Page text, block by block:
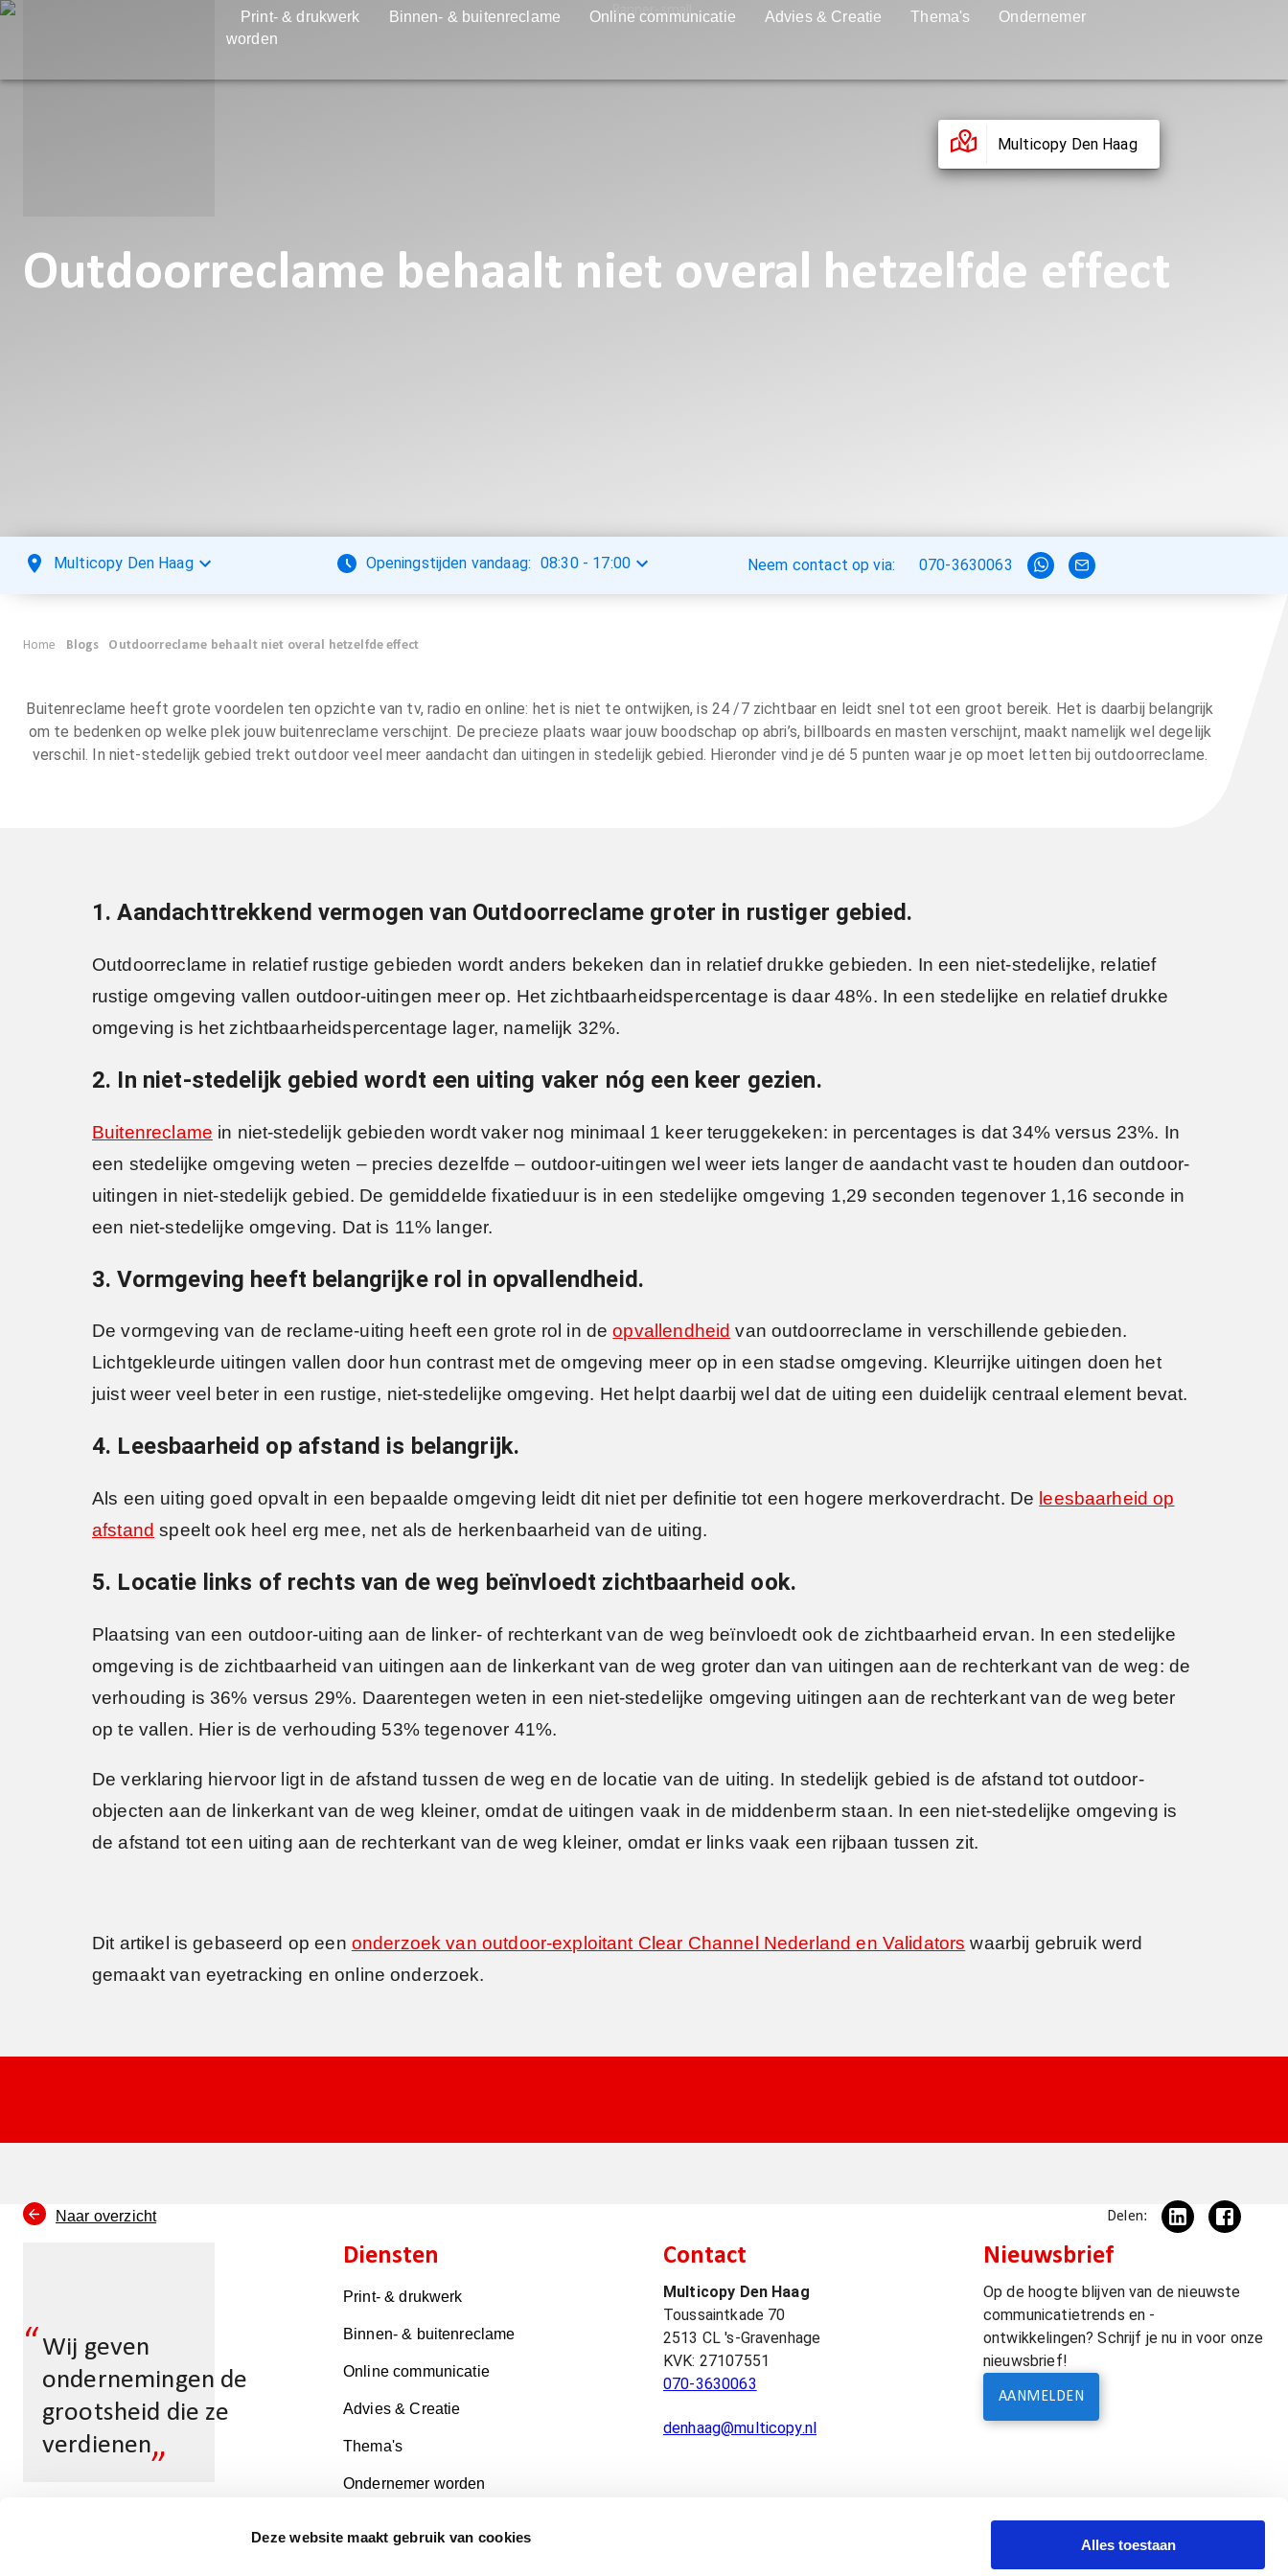
Deze website maakt gebruik van cookies Alles toestaan
Print- & drukwerk Binnen- & buitenreclame Online communicatie Advies & Creatie Thema's
Ondernemer
worden
Multicopy Den Haag
Outdoorreclame behaalt niet overal hetzelfde effect
Multicopy Den Haag Openingstijden vandaag: 08:30- 17:00 Neem contact op via: 070-3630063
Home Blogs Outdoorreclame behaalt niet overal hetzelfde effect
Buitenreclame heeft grote voordelen ten opzichte van tv, radio en online: het is niet te ontwijken, is 24 /7 zichtbaar en leidt snel tot een groot bereik. Het is daarbij belangrijk
om te bedenken op welke plek jouw buitenreclame verschijnt. De precieze plaats waar jouw boodschap op abri’s, billboards en masten verschijnt, maakt namelijk wel degelijk
verschil. In niet-stedelijk gebied trekt outdoor veel meer aandacht dan uitingen in stedelijk gebied. Hieronder vind je dé 5 punten waar je op moet letten bij outdoorreclame.
1. Aandachttrekkend vermogen van Outdoorreclame groter in rustiger gebied.
Outdoorreclame in relatief rustige gebieden wordt anders bekeken dan in relatief drukke gebieden. In een niet-stedelijke, relatief
rustige omgeving vallen outdoor-uitingen meer op. Het zichtbaarheidspercentage is daar 48%. In een stedelijke en relatief drukke
omgeving is het zichtbaarheidspercentage lager, namelijk 32%.
2. In niet-stedelijk gebied wordt een uiting vaker nóg een keer gezien.
Buitenreclame in niet-stedelijk gebieden wordt vaker nog minimaal 1 keer teruggekeken: in percentages is dat 34% versus 23%. In
een stedelijke omgeving weten – precies dezelfde – outdoor-uitingen wel weer iets langer de aandacht vast te houden dan outdoor-
uitingen in niet-stedelijk gebied. De gemiddelde fixatieduur is in een stedelijke omgeving 1,29 seconden tegenover 1,16 seconde in
een niet-stedelijke omgeving. Dat is 11% langer.
3. Vormgeving heeft belangrijke rol in opvallendheid.
De vormgeving van de reclame-uiting heeft een grote rol in deopvallendheid van outdoorreclame in verschillende gebieden.
Lichtgekleurde uitingen vallen door hun contrast met de omgeving meer op in een stadse omgeving. Kleurrijke uitingen doen het
juist weer veel beter in een rustige, niet-stedelijke omgeving. Het helpt daarbij wel dat de uiting een duidelijk centraal element bevat.
4. Leesbaarheid op afstand is belangrijk.
Als een uiting goed opvalt in een bepaalde omgeving leidt dit niet per definitie tot een hogere merkoverdracht. De leesbaarheid op
afstand speelt ook heel erg mee, net als de herkenbaarheid van de uiting.
5. Locatie links of rechts van de weg beïnvloedt zichtbaarheid ook.
Plaatsing van een outdoor-uiting aan de linker- of rechterkant van de weg beïnvloedt ook de zichtbaarheid ervan. In een stedelijke
omgeving is de zichtbaarheid van uitingen aan de linkerkant van de weg groter dan van uitingen aan de rechterkant van de weg: de
verhouding is 36% versus 29%. Daarentegen weten in een niet-stedelijke omgeving uitingen aan de rechterkant van de weg beter
op te vallen. Hier is de verhouding 53% tegenover 41%.
De verklaring hiervoor ligt in de afstand tussen de weg en de locatie van de uiting. In stedelijk gebied is de afstand tot outdoor-
objecten aan de linkerkant van de weg kleiner, omdat de uitingen vaak in de middenberm staan. In een niet-stedelijke omgeving is
de afstand tot een uiting aan de rechterkant van de weg kleiner, omdat er links vaak een rijbaan tussen zit.
Dit artikel is gebaseerd op een onderzoek van outdoor-exploitant Clear Channel Nederland en Validators waarbij gebruik werd
gemaakt van eyetracking en online onderzoek.
Naar overzicht Delen:
“ Wij geven
ondernemingen de
grootsheid die ze
verdienen„
Diensten
Print- & drukwerk
Binnen- & buitenreclame
Online communicatie
Advies & Creatie
Thema's
Ondernemer worden
Contact
Multicopy Den Haag
Toussaintkade 70
2513 CL 's-Gravenhage
KVK: 27107551
070-3630063
denhaag@multicopy.nl
Nieuwsbrief
Op de hoogte blijven van de nieuwste
communicatietrends en -
ontwikkelingen? Schrijf je nu in voor onze
nieuwsbrief!
AANMELDEN